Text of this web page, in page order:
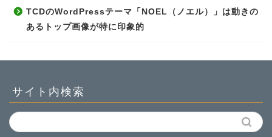
TCDのWordPressテーマ「NOEL（ノエル）」は動きの
あるトップ画像が特に印象的
サイト内検索